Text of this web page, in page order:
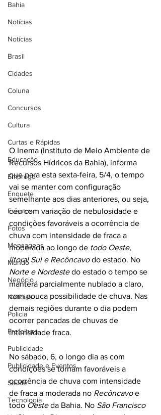
Bahia
Notícias
Notícias
Brasil
Cidades
Coluna
Concursos
Cultura
Curtas e Rápidas
Educação
Emprego
Enquete
Eventos
Fotos
Mensagens
Mundo
Negócio
Noticias
Policia
Prefeitura
Publicidade
Publicidade e Eventos.
Saúde
Tecnologia
O Inema (Instituto de Meio Ambiente de
Recursos Hídricos da Bahia), informa
que para esta sexta-feira, 5/4, o tempo
vai se manter com configuração
semelhante aos dias anteriores, ou seja,
céu com variação de nebulosidade e
condições favoráveis a ocorrência de
chuva com intensidade de fraca a
moderada ao longo de todo Oeste,
litoral Sul e Recôncavo do estado. No
Norte e Nordeste do estado o tempo se
manterá parcialmente nublado a claro,
com pouca possibilidade de chuva. Nas
demais regiões durante o dia podem
ocorrer pancadas de chuvas de
intensidade fraca.
No sábado, 6, o longo dia as com
condições se tornam favoráveis a
ocorrência de chuva com intensidade
de fraca a moderada no Recôncavo e
todo Oeste da Bahia. No São Francisco